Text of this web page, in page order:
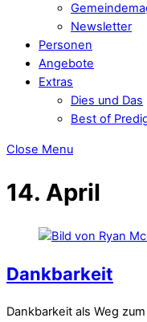
Newsletter
Personen
Angebote
Extras
Dies und Das
Best of
Close Menu
14. April
Dankbarkeit
Dankbarkeit als Weg